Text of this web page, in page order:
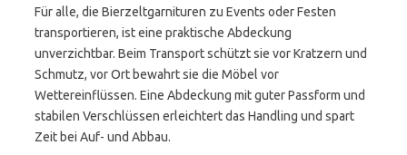
Für alle, die Bierzeltgarnituren zu Events oder Festen
transportieren, ist eine praktische Abdeckung
unverzichtbar. Beim Transport schützt sie vor Kratzern und
Schmutz, vor Ort bewahrt sie die Möbel vor
Wettereinflüssen. Eine Abdeckung mit guter Passform und
stabilen Verschlüssen erleichtert das Handling und spart
Zeit bei Auf- und Abbau.